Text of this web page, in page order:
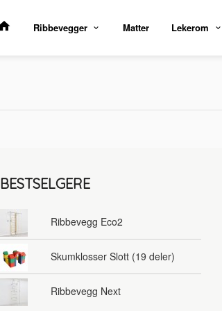
Ribbevegger Matter Lekerom
BESTSELGERE
Ribbevegg Eco2
Skumklosser Slott (19 deler)
Ribbevegg Next